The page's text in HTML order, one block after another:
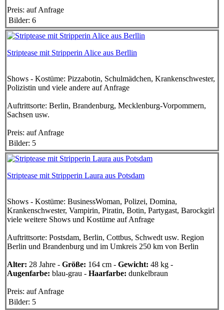
Preis: auf Anfrage
Bilder: 6
Striptease mit Stripperin Alice aus Berllin
Shows - Kostüme: Pizzabotin, Schulmädchen, Krankenschwester,
Polizistin und viele andere auf Anfrage
Auftrittsorte: Berlin, Brandenburg, Mecklenburg-Vorpommern,
Sachsen usw.
Preis: auf Anfrage
Bilder: 5
Striptease mit Stripperin Laura aus Potsdam
Shows - Kostüme: BusinessWoman, Polizei, Domina,
Krankenschwester, Vampirin, Piratin, Botin, Partygast, Barockgirl
viele weitere Shows und Kostüme auf Anfrage
Auftrittsorte: Postsdam, Berlin, Cottbus, Schwedt usw. Region
Berlin und Brandenburg und im Umkreis 250 km von Berlin
Alter: 28 Jahre - Größe: 164 cm - Gewicht: 48 kg -
Augenfarbe: blau-grau - Haarfarbe: dunkelbraun
Preis: auf Anfrage
Bilder: 5